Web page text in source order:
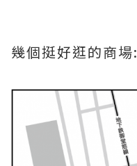
幾個挺好逛的商場: